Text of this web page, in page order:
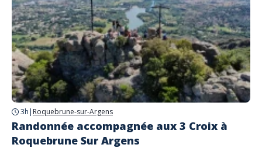
3h | Roquebrune-sur-Argens
Randonnée accompagnée aux 3 Croix à
Roquebrune Sur Argens